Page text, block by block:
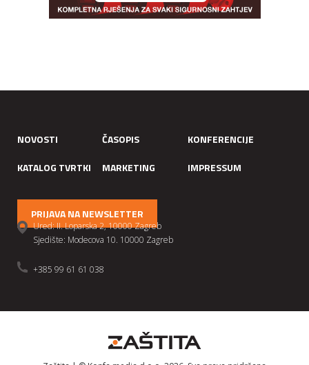
NOVOSTI ČASOPIS
KONFERENCIJE
KATALOG TVRTKI
MARKETING IMPRESSUM
PRIJAVA NA NEWSLETTER
Ured: II. Loparska 2, 10000 Zagreb
Sjedište: Modecova 10. 10000 Zagreb
+385 99 61 61 038